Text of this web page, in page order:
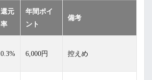
還元
率
年間ポイ
ント
備考
0.3% 6,000円 控えめ